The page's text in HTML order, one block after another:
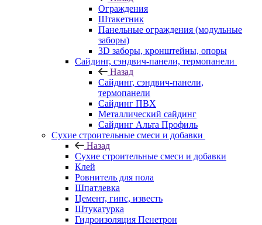
Ограждения
Штакетник
Панельные ограждения (модульные
заборы)
3D заборы, кронштейны, опоры
Cайдинг, сэндвич-панели, термопанели
Назад
Cайдинг, сэндвич-панели,
термопанели
Сайдинг ПВХ
Металлический сайдинг
Сайдинг Альта Профиль
Сухие строительные смеси и добавки
Назад
Сухие строительные смеси и добавки
Клей
Ровнитель для пола
Шпатлевка
Цемент, гипс, известь
Штукатурка
Гидроизоляция Пенетрон